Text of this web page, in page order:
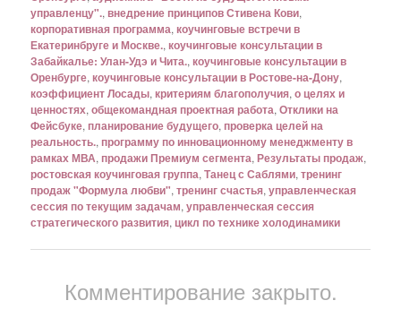
управленцу"., внедрение принципов Стивена Кови,
корпоративная программа,коучинговые встречи в
Екатеринбруге и Москве.,коучинговые консультации в
Забайкалье: Улан-Удэ и Чита.,коучинговые консультации в
Оренбурге,коучинговые консультации в Ростове-на-Дону,
коэффициент Лосады,критериям благополучия,о целях и
ценностях,общекомандная проектная работа,Отклики на
Фейсбуке, планирование будущего, проверка целей на
реальность., программу по инновационному менеджменту в
рамках МВА, продажи Премиум сегмента,Результаты продаж,
ростовская коучинговая группа,Танец с Саблями,тренинг
продаж "Формула любви",тренинг счастья,управленческая
сессия по текущим задачам,управленческая сессия
стратегического развития, цикл по технике холодинамики
Комментирование закрыто.